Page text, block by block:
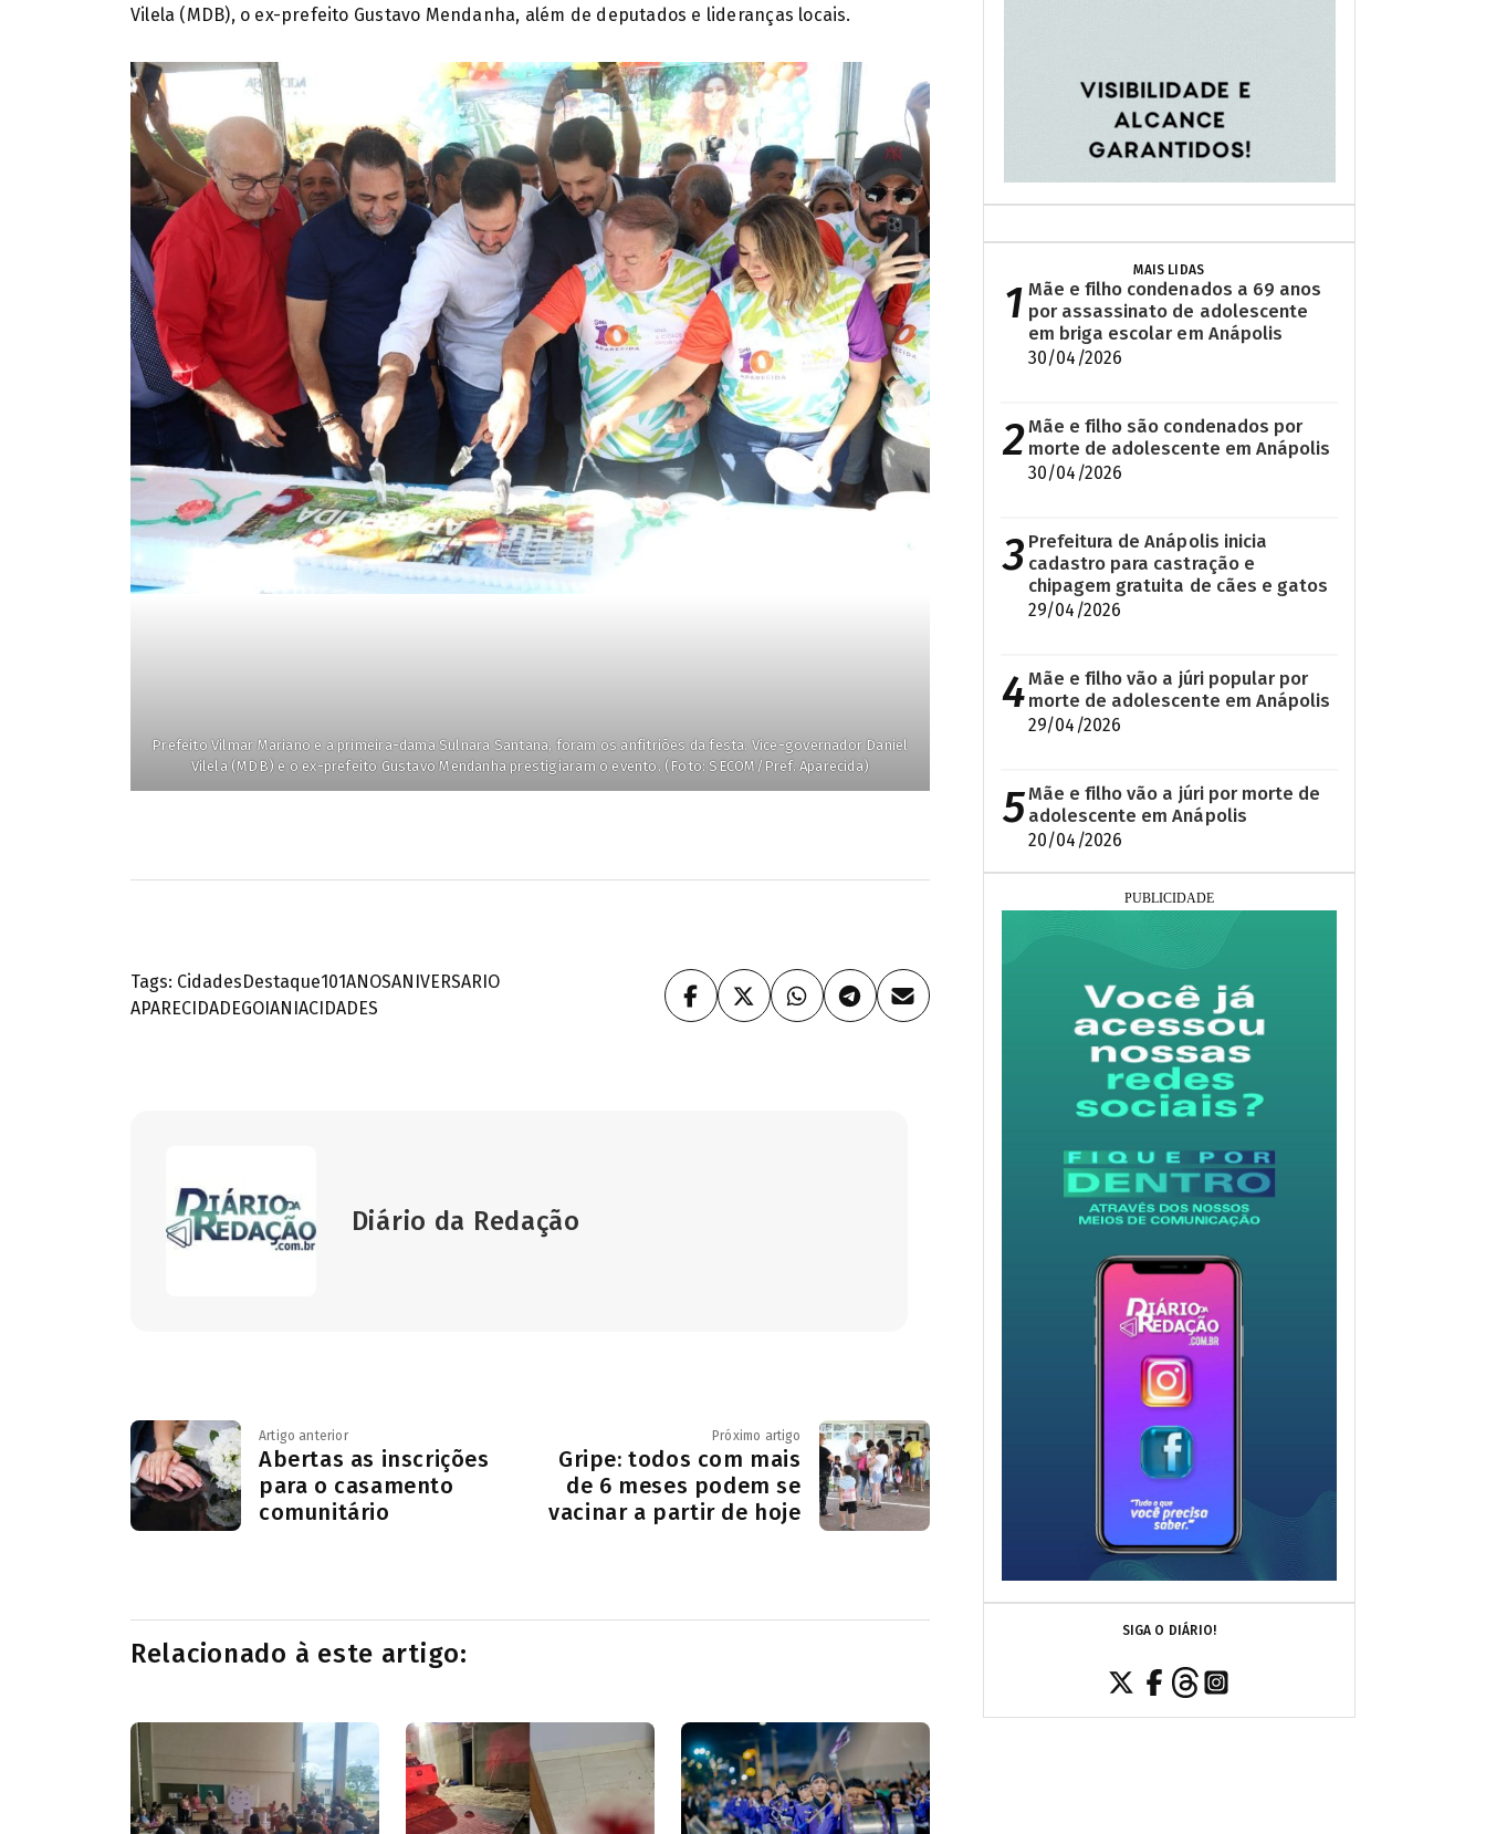
Vilela (MDB), o ex-prefeito Gustavo Mendanha, além de deputados e lideranças locais.
Prefeito Vilmar Mariano e a primeira-dama Sulnara Santana, foram os anfitriões da festa. Vice-governador Daniel
Vilela (MDB) e o ex-prefeito Gustavo Mendanha prestigiaram o evento. (Foto: SECOM/Pref. Aparecida)
Tags: Cidades Destaque101ANOSANIVERSARIO
APARECIDADEGOIANIACIDADES
Diário da Redação
Artigo anterior
Abertas as inscrições
para o casamento
comunitário
Próximo artigo
Gripe: todos com mais
de 6 meses podem se
vacinar a partir de hoje
Relacionado à este artigo:
MAIS LIDAS
1 Mãe e filho condenados a 69 anos
por assassinato de adolescente
em briga escolar em Anápolis
30/04/2026
2Mãe e filho são condenados por
morte de adolescente em Anápolis
30/04/2026
3 Prefeitura de Anápolis inicia
cadastro para castração e
chipagem gratuita de cães e gatos
29/04/2026
4Mãe e filho vão a júri popular por
morte de adolescente em Anápolis
29/04/2026
5Mãe e filho vão a júri por morte de
adolescente em Anápolis
20/04/2026
SIGA O DIÁRIO!